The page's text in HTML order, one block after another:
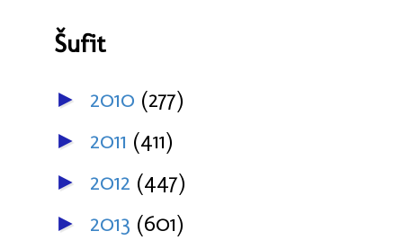
Šufit
► 2010 (277)
► 2011 (411)
► 2012 (447)
► 2013 (601)